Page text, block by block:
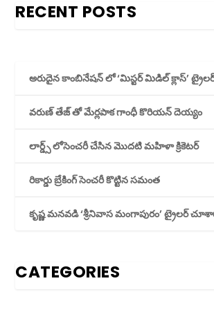
RECENT POSTS
అరుదైన కాంబినేషన్ లో ‘మిస్టర్ మిడిల్ క్లాస్’
వరుణ్ తేజ్ తో మేర్లపాక గాంధీ కొరియన్ దెయ్యం
లార్డ్స్ లోసెంచరీ చేసిన మొదటి మహిళా క్రికెటర్
రికార్డు బ్రేకింగ్ సెంచరీ కొట్టిన సమంత
కృష్ణ మనవడి ‘శ్రీనివాస మంగాపురం’ ట్రైలర్
CATEGORIES